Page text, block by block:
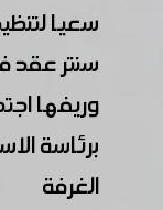
سعيا
سنتر
وريفها
برئاسة
الغرفة